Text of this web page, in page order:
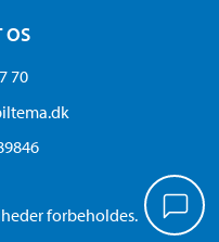
OS
70
forbeholdes.